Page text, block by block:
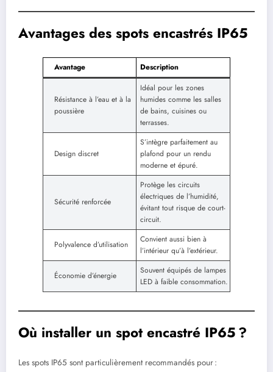
Avantages des spots encastrés IP65
Avantage Description
Résistance à l’eau et à la
poussière
Idéal pour les zones
humides comme les salles
de bains, cuisines ou
terrasses.
Design discret
S’intègre parfaitement au
plafond pour un rendu
moderne et épuré.
Sécurité renforcée
Protège les circuits
électriques de l’humidité,
évitant tout risque de court-
circuit.
Polyvalence d’utilisation
Convient aussi bien à
l’intérieur qu’à l’extérieur.
Économie d’énergie
Souvent équipés de lampes
LED à faible consommation.
Où installer un spot encastré IP65 ?
Les spots IP65 sont particulièrement recommandés pour :